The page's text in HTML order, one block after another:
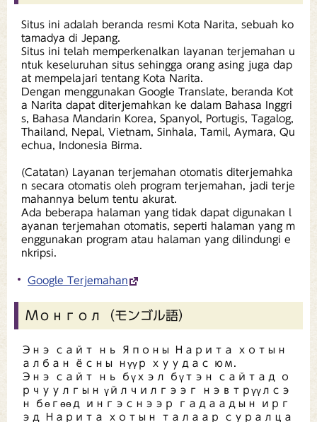
Situs ini adalah beranda resmi Kota Narita, sebuah ko
tamadya di Jepang.
Situs ini telah memperkenalkan layanan terjemahan u
ntuk keseluruhan situs sehingga orang asing juga dap
at mempelajari tentang Kota Narita.
Dengan menggunakan Google Translate, beranda Kot
a Narita dapat diterjemahkan ke dalam Bahasa Inggri
s, Bahasa Mandarin Korea, Spanyol, Portugis, Tagalog,
Thailand, Nepal, Vietnam, Sinhala, Tamil, Aymara, Qu
echua, Indonesia Birma.
(Catatan) Layanan terjemahan otomatis diterjemahka
n secara otomatis oleh program terjemahan, jadi terje
mahannya belum tentu akurat.
Ada beberapa halaman yang tidak dapat digunakan l
ayanan terjemahan otomatis, seperti halaman yang m
enggunakan program atau halaman yang dilindungi e
nkripsi.
Google Terjemahan
Монгол（モンゴル語）
Энэ сайт нь Японы Нарита хотын
албан ёсны нүүр хуудас юм.
Энэ сайт нь бүхэл бүтэн сайтад о
рчуулгын үйлчилгээг нэвтрүүлсэ
н бөгөөд ингэснээр гадаадын ирг
эд Нарита хотын талаар суралца